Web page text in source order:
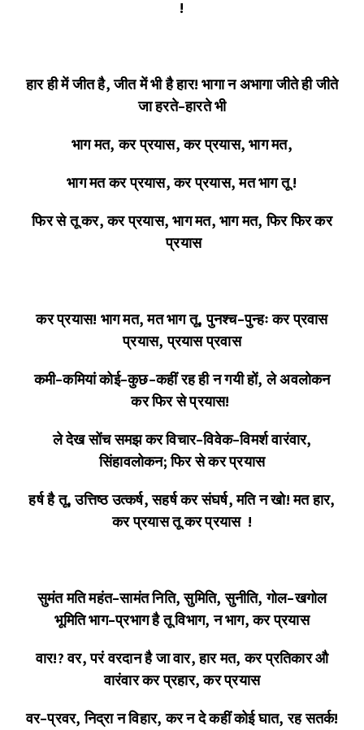
!
हारहीमेंजीतहै,जीतमेंभीहैहार!भागान अभागाजीतेहीजीते
जाहरते–हारतेभी
भागमत,करप्रयास,करप्रयास,भागमत,
भागमतकरप्रयास,करप्रयास,मतभागतू!
फिरसेतूकर,करप्रयास,भागमत, भागमत,फिरफिरकर
प्रयास
करप्रयास! भागमत,मतभागतू,पुनश्च–पुन्हः कर प्रवास
प्रयास, प्रयास प्रवास
कमी–कमियांकोई–कुछ–कहींरहहीनगयीहों,लेअवलोकन
करफिरसेप्रयास!
लेदेखसोंचसमझकरविचार–विवेक–विमर्शवारंवार,
सिंहावलोकन;फिरसेकरप्रयास
हर्षहैतू,उत्तिष्ठउत्कर्ष, सहर्षकरसंघर्ष,मतिनखो!मतहार,
करप्रयासतूकरप्रयास!
सुमंतमतिमहंत–सामंतनिति,सुमिति,सुनीति, गोल–खगोल
भूमितिभाग–प्रभागहैतूविभाग,नभाग,करप्रयास
वार!?वर,परंवरदानहैजावार,हारमत,करप्रतिकारऔ
वारंवारकरप्रहार,करप्रयास
वर–प्रवर,निद्रानविहार,करनदेकहींकोईघात,रहसतर्क!